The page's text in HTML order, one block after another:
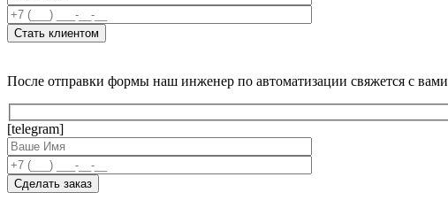
После отправки формы наш инженер по автоматизации свяжется с вами
[telegram]